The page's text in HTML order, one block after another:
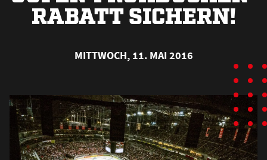
RABATT SICHERN!
MITTWOCH, 11. MAI 2016